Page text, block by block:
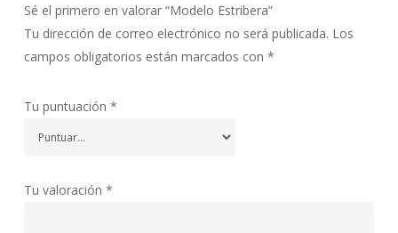
Sé el primero en valorar “Modelo Estribera”
Tu dirección de correo electrónico no será publicada. Los
campos obligatorios están marcados con *
Tu puntuación *
Tu valoración *